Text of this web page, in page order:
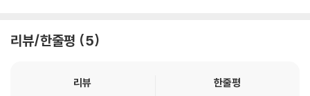
ize templates.
side the patterns, this is a visual treat for fans of Peter Rabbit,
리뷰/한줄평 5
리뷰
한줄평